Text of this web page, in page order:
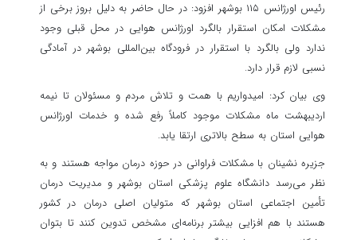
رئیس اورژانس ۱۱۵ بوشهر افزود: در حال حاضر به دلیل بروز برخی از
مشکلات امکان استقرار بالگرد اورژانس هوایی در محل قبلی وجود
ندارد ولی بالگرد با استقرار در فرودگاه بین‌المللی بوشهر در آمادگی
نسبی لازم قرار دارد.
وی بیان کرد: امیدواریم با همت و تلاش مردم و مسئولان تا نیمه
اردیبهشت ماه مشکلات موجود کاملاً رفع شده و خدمات اورژانس
هوایی استان به سطح بالاتری ارتقا یابد.
جزیره نشینان با مشکلات فراوانی در حوزه درمان مواجه هستند و به
نظر می‌رسد دانشگاه علوم پزشکی استان بوشهر و مدیریت درمان
تأمین اجتماعی استان بوشهر که متولیان اصلی درمان در کشور
هستند با هم افزایی بیشتر برنامه‌ای مشخص تدوین کنند تا بتوان